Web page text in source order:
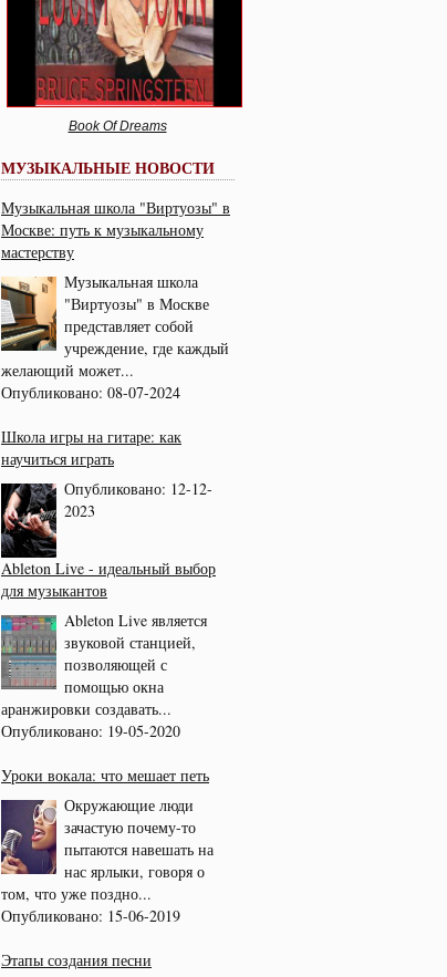
Book Of Dreams
МУЗЫКАЛЬНЫЕ НОВОСТИ
Музыкальная школа "Виртуозы" в
Москве: путь к музыкальному
мастерству
Музыкальная школа
"Виртуозы" в Москве
представляет собой
учреждение, где каждый
желающий может...
Опубликовано: 08-07-2024
Школа игры на гитаре: как
научиться играть
Опубликовано: 12-12-
2023
Ableton Live - идеальный выбор
для музыкантов
Ableton Live является
звуковой станцией,
позволяющей с
помощью окна
аранжировки создавать...
Опубликовано: 19-05-2020
Уроки вокала: что мешает петь
Окружающие люди
зачастую почему-то
пытаются навешать на
нас ярлыки, говоря о
том, что уже поздно...
Опубликовано: 15-06-2019
Этапы создания песни